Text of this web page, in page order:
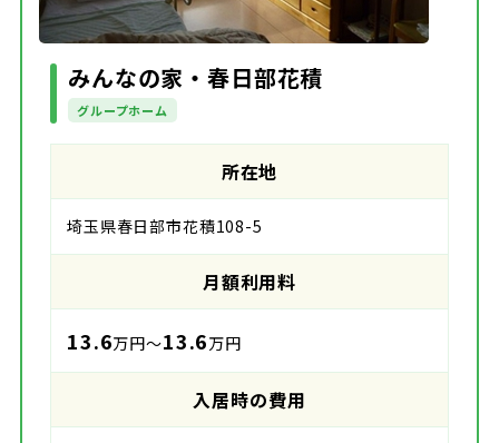
みんなの家・春日部花積
グループホーム
所在地
埼玉県春日部市花積108-5
月額利用料
13.6万円～13.6万円
入居時の費用